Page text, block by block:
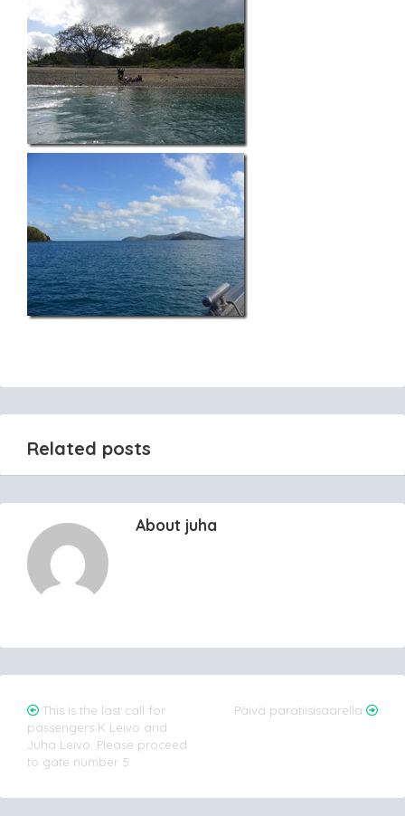
Related posts
About juha
Post
navigation
This is the last call for
passengers K Leivo and
Juha Leivo. Please proceed
to gate number 5
Päivä paratiisisaarella